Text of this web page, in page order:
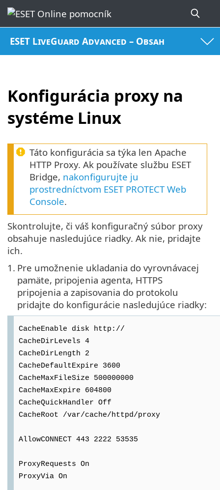
ESET LiveGuard Advanced – Obsah
Konfigurácia proxy na
systéme Linux
Táto konfigurácia sa týka len Apache
HTTP Proxy. Ak používate službu ESET
Bridge, nakonfigurujte ju
prostredníctvom ESET PROTECT Web
Console.
Skontrolujte, či váš konfiguračný súbor proxy
obsahuje nasledujúce riadky. Ak nie, pridajte
ich.
1. Pre umožnenie ukladania do vyrovnávacej
pamäte, pripojenia agenta, HTTPS
pripojenia a zapisovania do protokolu
pridajte do konfigurácie nasledujúce riadky:
CacheEnable disk http://
CacheDirLevels 4
CacheDirLength 2
CacheDefaultExpire 3600
CacheMaxFileSize 500000000
CacheMaxExpire 604800
CacheQuickHandler Off
CacheRoot /var/cache/httpd/proxy
AllowCONNECT 443 2222 53535
ProxyRequests On
ProxyVia On